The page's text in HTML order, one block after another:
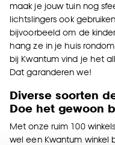
maak je jouw tuin nog
lichtslingers ook
bijvoorbeeld om de
hang ze in je huis
bij Kwantum vind je het
Dat garanderen we!
Diverse soorten
Doe het gewoon
Met onze ruim 100
wel een Kwantum winkel